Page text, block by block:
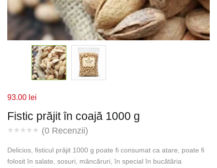
Fistic prăjit în coajă 1000 g
(0 Recenzii)
93.00 lei
Delicios, fisticul prăjit 1000 g poate fi consumat ca atare, poate fi
folosit în salate, sosuri, mâncăruri, în special în bucătăria